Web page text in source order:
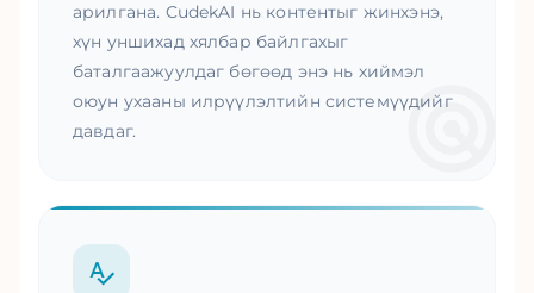
арилгана. CudekAI нь контентыг жинхэнэ,
хүн уншихад хялбар байлгахыг
баталгаажуулдаг бөгөөд энэ нь хиймэл
оюун ухааны илрүүлэлтийн системүүдийг
давдаг.